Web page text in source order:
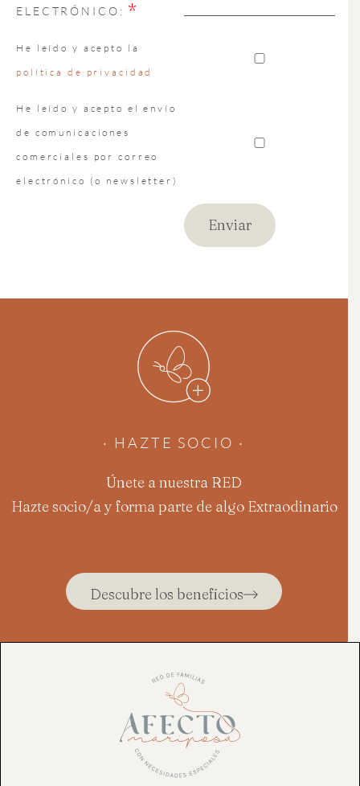
ELECTRÓNICO: *
He leído y acepto la
política de privacidad
He leído y acepto el envío
de comunicaciones
comerciales por correo
electrónico (o newsletter)
· HAZTE SOCIO ·
Únete a nuestra RED
Hazte socio/a y forma parte de algo Extraodinario
Descubre los beneficios